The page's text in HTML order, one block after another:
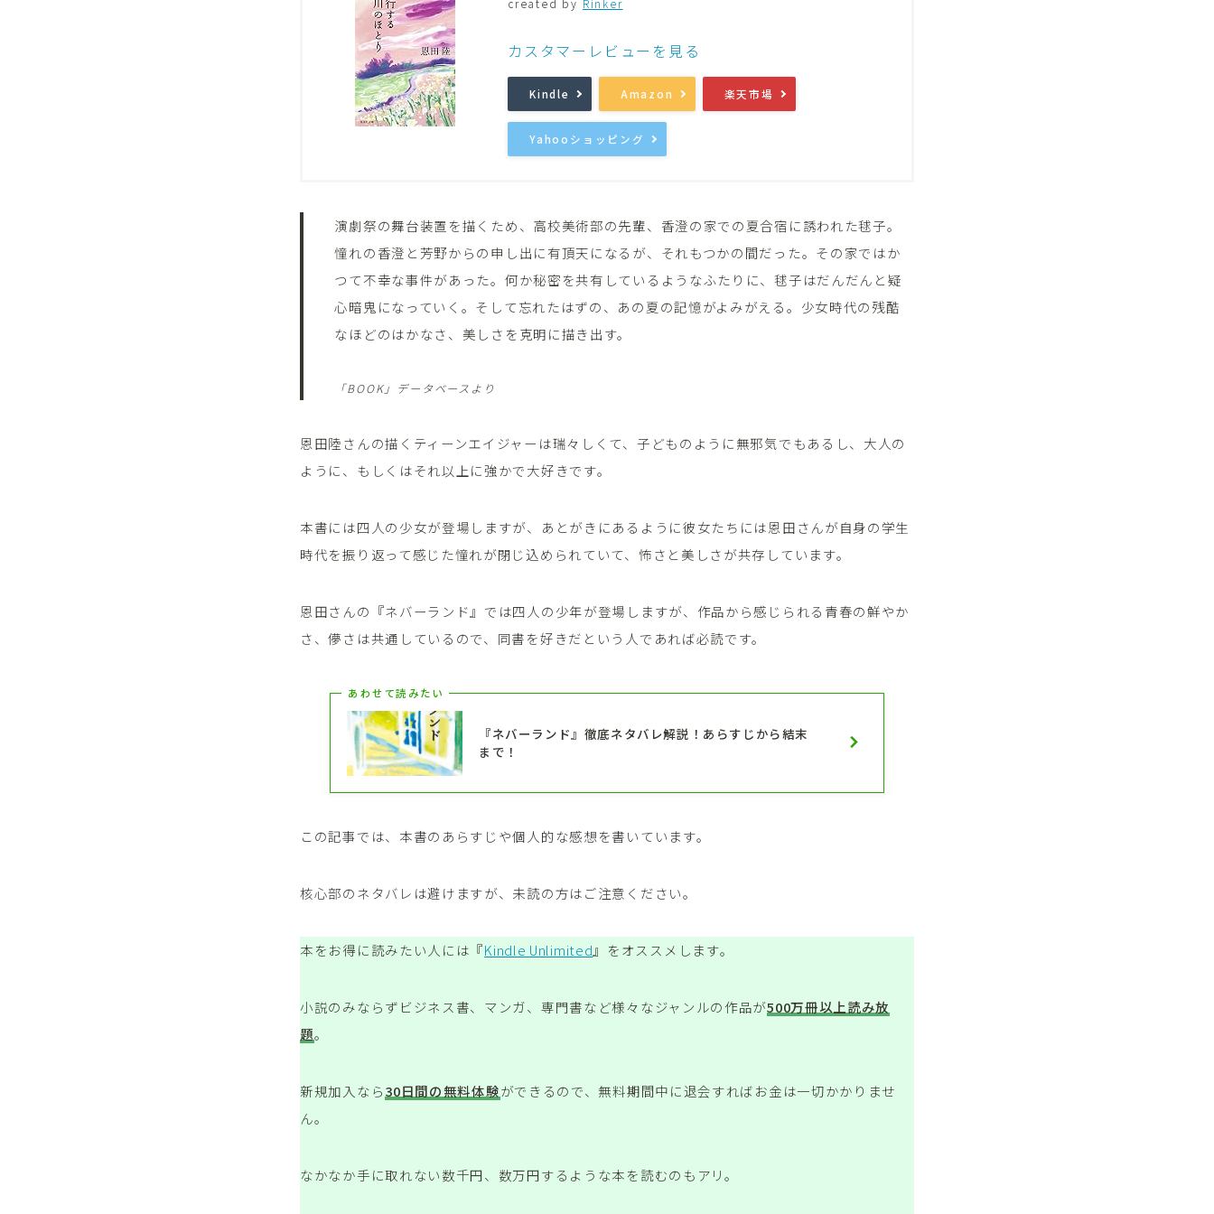
音楽 Music
created by Rinker
カスタマーレビューを見る
Kindle Amazon 楽天市場
Yahooショッピング
演劇祭の舞台装置を描くため、高校美術部の先輩、香澄の家での夏合宿に誘われた毬子。
憧れの香澄と芳野からの申し出に有頂天になるが、それもつかの間だった。その家ではか
つて不幸な事件があった。何か秘密を共有しているようなふたりに、毬子はだんだんと疑
心暗鬼になっていく。そして忘れたはずの、あの夏の記憶がよみがえる。少女時代の残酷
なほどのはかなさ、美しさを克明に描き出す。
「BOOK」データベースより
恩田陸さんの描くティーンエイジャーは瑞々しくて、子どものように無邪気でもあるし、大人の
ように、もしくはそれ以上に強かで大好きです。
本書には四人の少女が登場しますが、あとがきにあるように彼女たちには恩田さんが自身の学生
時代を振り返って感じた憧れが閉じ込められていて、怖さと美しさが共存しています。
恩田さんの『ネバーランド』では四人の少年が登場しますが、作品から感じられる青春の鮮やか
さ、儚さは共通しているので、同書を好きだという人であれば必読です。
あわせて読みたい
『ネバーランド』徹底ネタバレ解説！あらすじから結末
まで！
この記事では、本書のあらすじや個人的な感想を書いています。
核心部のネタバレは避けますが、未読の方はご注意ください。
本をお得に読みたい人には『Kindle Unlimited』をオススメします。
小説のみならずビジネス書、マンガ、専門書など様々なジャンルの作品が500万冊以上読み放
題。
新規加入なら30日間の無料体験ができるので、無料期間中に退会すればお金は一切かかりませ
ん。
なかなか手に取れない数千円、数万円するような本を読むのもアリ。